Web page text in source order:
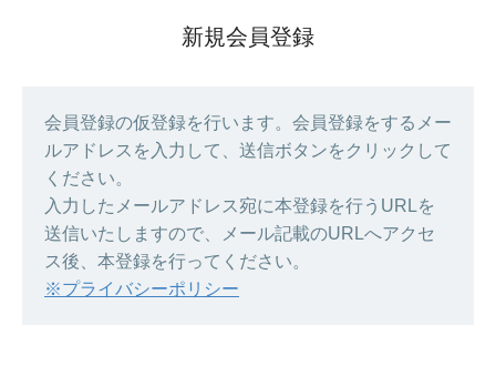
新規会員登録
会員登録の仮登録を行います。会員登録をするメー
ルアドレスを入力して、送信ボタンをクリックして
ください。
入力したメールアドレス宛に本登録を行うURLを
送信いたしますので、メール記載のURLへアクセ
ス後、本登録を行ってください。
※プライバシーポリシー